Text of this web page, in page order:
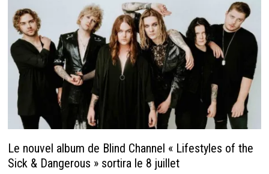
Le nouvel album de Blind Channel « Lifestyles of the
Sick & Dangerous » sortira le 8 juillet